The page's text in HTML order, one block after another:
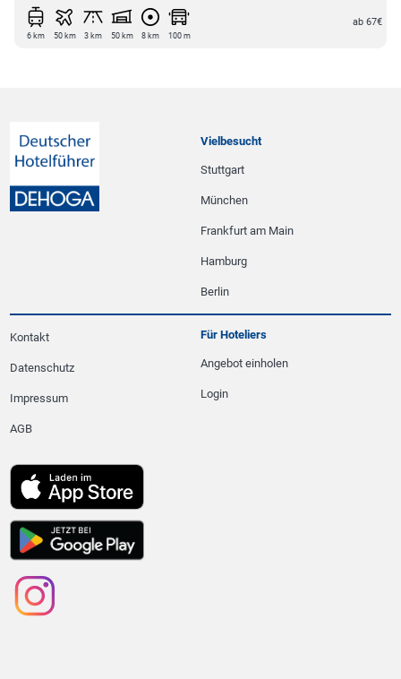
6 km 50 km 3 km 50 km 8 km 100 m
ab 67€
Vielbesucht
Stuttgart
München
Frankfurt am Main
Hamburg
Berlin
Kontakt
Datenschutz
Impressum
AGB
Für Hoteliers
Angebot einholen
Login